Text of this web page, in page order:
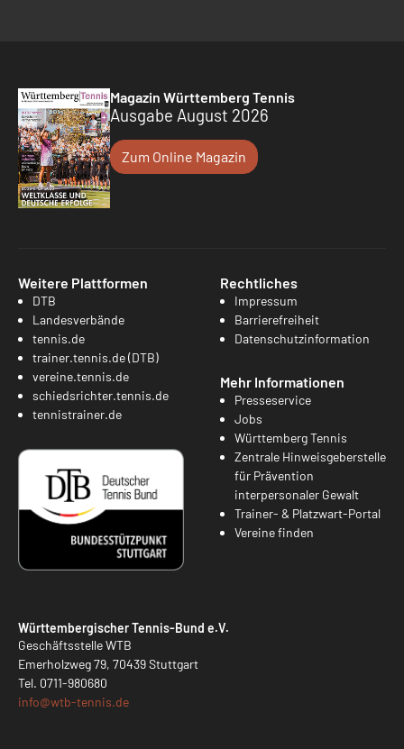
Magazin Württemberg Tennis
Ausgabe August 2026
Zum Online Magazin
Weitere Plattformen
DTB
Landesverbände
tennis.de
trainer.tennis.de (DTB)
vereine.tennis.de
schiedsrichter.tennis.de
tennistrainer.de
Rechtliches
Impressum
Barrierefreiheit
Datenschutzinformation
Mehr Informationen
Presseservice
Jobs
Württemberg Tennis
Zentrale Hinweisgeberstelle
für Prävention
interpersonaler Gewalt
Trainer- & Platzwart-Portal
Vereine finden
Württembergischer Tennis-Bund e.V.
Geschäftsstelle WTB
Emerholzweg 79, 70439 Stuttgart
Tel. 0711-980680
info@wtb-tennis.de